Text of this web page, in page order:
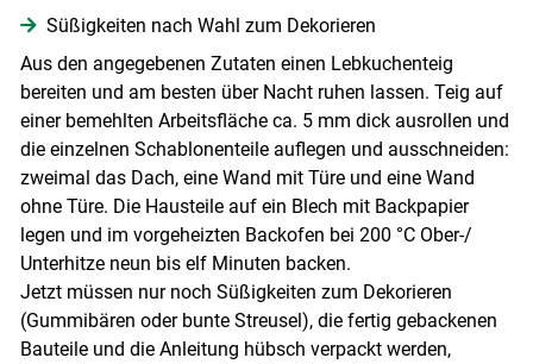
Skip to main content
Süßigkeiten nach Wahl zum Dekorieren
Aus den angegebenen Zutaten einen Lebkuchenteig
bereiten und am besten über Nacht ruhen lassen. Teig auf
einer bemehlten Arbeitsfläche ca. 5 mm dick ausrollen und
die einzelnen Schablonenteile auflegen und ausschneiden:
zweimal das Dach, eine Wand mit Türe und eine Wand
ohne Türe. Die Hausteile auf ein Blech mit Backpapier
legen und im vorgeheizten Backofen bei 200 °C Ober-/​
Unterhitze neun bis elf Minuten backen.
Jetzt müssen nur noch Süßigkeiten zum Dekorieren
(Gummibären oder bunte Streusel), die fertig gebackenen
Bauteile und die Anleitung hübsch verpackt werden,